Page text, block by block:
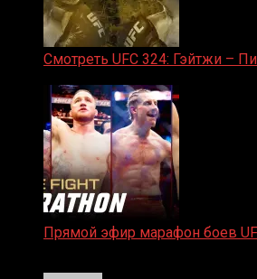
Смотреть UFC 324: Гэйтжи –
Прямой эфир марафон боев